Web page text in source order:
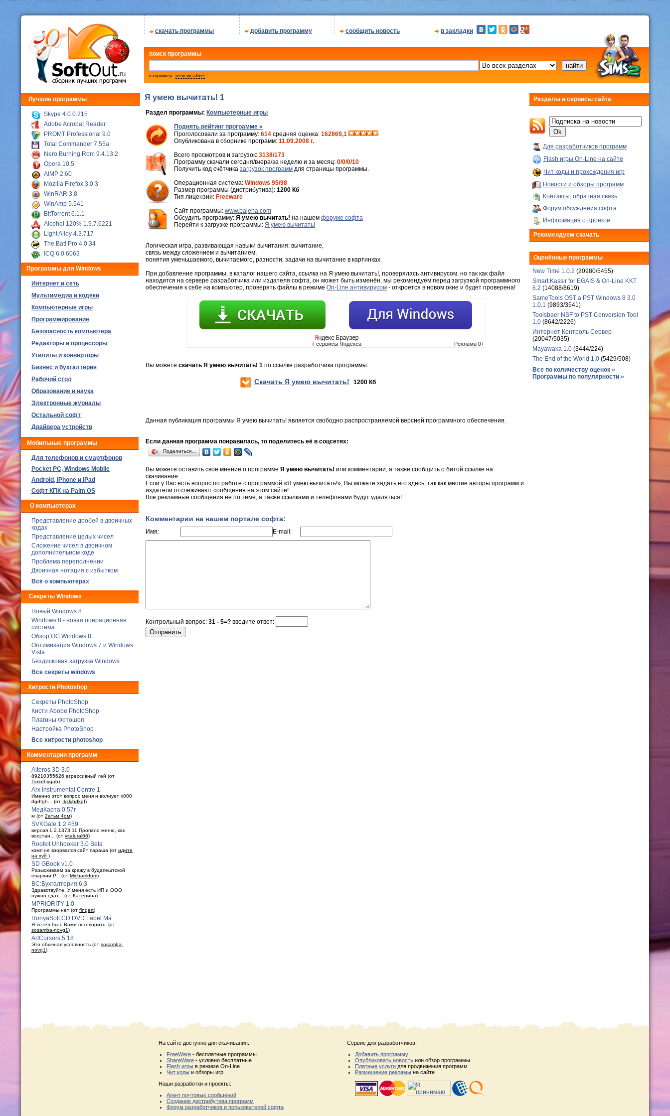
скачать программы добавить программу сообщить новость в закладки
поиск программы
например: new weather
Лучшие программы
Skype 4.0.0.215
Adobe Acrobat Reader
PROMT Professional 9.0
Total Commander 7.55a
Nero Burning Rom 9.4.13.2
Opera 10.5
AIMP 2.60
Mozilla Firefox 3.0.3
WinRAR 3.8
WinAmp 5.541
BitTorrent 6.1.1
Alcohol 120% 1.9.7.6221
Light Alloy 4.3.717
The Bat! Pro 4.0.34
ICQ 6.0.6063
Программы для Windows
Интернет и сеть
Мультимедиа и кодеки
Компьютерные игры
Программирование
Безопасность компьютера
Редакторы и процессоры
Утилиты и конверторы
Бизнес и бухгалтерия
Рабочий стол
Образование и наука
Электронные журналы
Остальной софт
Драйвера устройств
Мобильные программы
Для телефонов и смартфонов
Poсket PC, Windows Mobile
Android, iPhone и iPad
Софт КПК на Palm OS
О компьютерах
Представление дробей в двоичных
кодах
Представление целых чисел
Сложение чисел в двоичном
дополнительном коде
Проблема переполнении
Двоичная нотация с избытком
Всё о компьютерах
Секреты Windows
Новый Windows 8
Windows 8 - новая операционная
система
Обзор ОС Windows 8
Оптимизация Windows 7 и Windows
Vista
Бездисковая загрузка Windows
Все секреты windows
Хитрости Photoshop
Секреты PhotoShop
Кисти Abobe PhotoShop
Плагины Фотошоп
Настройка PhotoShop
Все хитрости photoshop
Комментарии программ
Alteros 3D 3.0
89210355626 агрессивный гей (от
Timothygab)
Arx Instrumental Centre 1
Именно этот вопрос меня и волнует x000
dgdfgh... (от Ikxkjhdkgf)
МедКарта 0.57r
м (от 2атьм 4ом)
SVKGate 1.2.459
версия 1.2.1373.11 Пропало меню, как
восстан... (от vitalural66)
Rootkit Unhooker 3.0 Beta
комп не взорвался сайт параша (от идите
на хуй )
SD GBook v1.0
Разыскиваем за кражу в будaпештской
епархии Р... (от Michaeldom)
ВС:Бухгалтерия 6.3
Здравствуйте. У меня есть ИП и ООО
нужно сдат... (от Катерина)
MPRIORITY 1.0
Программы нет (от fingert)
RonyaSoft CD DVD Label Ma
Я хотел бы с Вами поговорить. (от
sosamba-novg1)
ArtCursors 5.18
Это обычная условность (от sosamba-
novg1)
Я умею вычитать! 1
Раздел программы: Компьютерные игры
Поднять рейтинг программе »
Проголосовали за программу: 614 средняя оценка: 162869,1
Опубликована в сборнике программ: 11.09.2008 г.
Всего просмотров и загрузок: 3138/173
Программу скачали сегодня/вчера/за неделю и за месяц: 0/0/0/10
Получить код счётчика загрузок программ для страницы программы.
Операционная система: Windows 95/98
Размер программы (дистрибутива): 1200 Кб
Тип лицензии: Freeware
Cайт программы: www.bajena.com
Обсудить программу: Я умею вычитать! на нашем форуме софта
Перейти к загрузке программы: Я умею вычитать!
Логическая игра, развивающая навыки вычитания: вычитание,
связь между сложением и вычитанием,
понятия уменьшаемого, вычитаемого, разности, задачи на вычитание в картинках.
При добавление программы, в каталог нашего сайта, ссылка на Я умею вычитать!, проверялась антивирусом, но так как файл
находится на сервере разработчика или издателя софта, он может быть изменён, мы рекомендуем перед загрузкой программного
обеспечения к себе на компьютер, проверять файлы в режиме On-Line антивирусом - откроется в новом окне и будет проверена!
Вы можете скачать Я умею вычитать! 1 по ссылке разработчика программы:
Скачать Я умею вычитать! 1200 Кб
Данная публикация программы Я умею вычитать! является свободно распространяемой версией программного обеспечения.
Если данная программа понравилась, то поделитесь её в соцсетях:
Поделиться…
Вы можете оставить своё мнение о программе Я умею вычитать! или комментарии, а также сообщить о битой ссылке на
скачивание.
Если у Вас есть вопрос по работе с программой «Я умею вычитать!», Вы можете задать его здесь, так как многие авторы программ и
издатели отслеживают сообщения на этом сайте!
Все рекламные сообщения не по теме, а также ссылками и телефонами будут удаляться!
Комментарии на нашем портале софта:
Имя: E-mail:
Контрольный вопрос: 31 - 5=? введите ответ:
Разделы и сервисы сайта
Для разработчиков программ
Flash игры On-Line на сайте
Чит коды и прохождения игр
Новости и обзоры программ
Контакты, обратная связь
Форум обсуждения софта
Информация о проекте
Рекомендуем скачать
Оценённые программы
New Time 1.0.2 (20980/5455)
Smart Kassir for EGAIS & On-Line KKT
6.2 (14088/8619)
SameTools OST a PST Windows 8 3.0
1.0.1 (9893/3541)
Toolsbaer NSF to PST Conversion Tool
1.0 (8642/2226)
Интернет Контроль Сервер
(20047/5035)
Mayawaka 1.0 (3444/224)
The End of the World 1.0 (5429/508)
Все по количеству оценок »
Программы по популярности »
На сайте доступно для скачивания:
FreeWare - бесплатные программы
ShareWare - условно бесплатные
Flash игры в режиме On-Line
Чит коды и обзоры игр
Наши разработки и проекты:
Агент почтовых сообщений
Создание дистрибутива программ
Форум разработчиков и пользователей софта
Сервис для разработчиков:
Добавить программу
Опубликовать новость или обзор программы
Платные услуги для продвижения программ
Размещение рекламы на сайте